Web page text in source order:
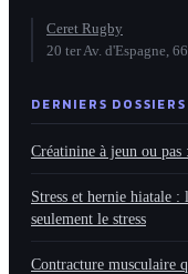
Ceret Rugby
20 ter Av. d'Espagne,
DERNIERS DOSSIERS
Créatinine à jeun ou pas
Stress et hernie hiatale :
seulement le stress
Contracture musculaire